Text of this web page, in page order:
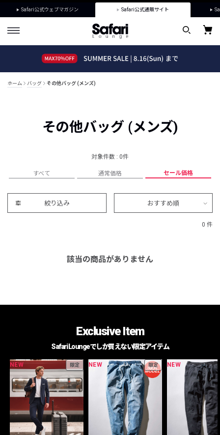
Safari公式ウェブマガジン Safari公式通販サイト
ホーム バッグ その他バッグ (メンズ)
その他バッグ (メンズ)
対象件数 : 0件
すべて 通常価格 セール価格
絞り込み おすすめ順
0 件
該当の商品がありません
Exclusive Item
Safari Loungeでしか買えない限定アイテム
NEW 限定 NEW 限定 NEW